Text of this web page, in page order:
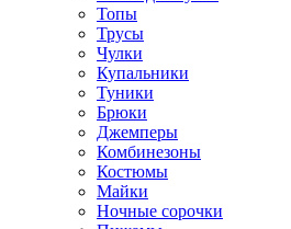
Топы
Трусы
Чулки
Купальники
Туники
Брюки
Джемперы
Комбинезоны
Костюмы
Майки
Ночные сорочки